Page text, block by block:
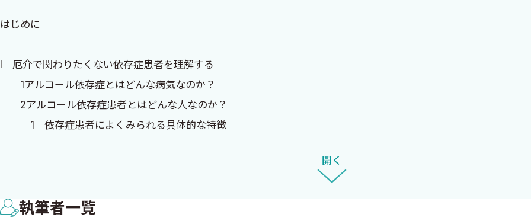
治療が格段に楽になった．摩擦や対立は消えた．患者を無理に変えようとせず，信頼関係を築くことが依存症治療の
ら言えるようになった．
一般に，アルコール依存症患者は厄介で関わりにくいとされている．ただし，その原因は治療する側にあることに
強要することがいかに反治療的であるかを知った．「厄介で関わりたくない」アルコール依存症患者を回復に導くこ
い．患者を小手先で変えようとするのではなく，一人の人間として敬意をもって向き合い，患者に治療者を信用して
これまで治療の過程で患者も治療者もしばしば傷ついた．治療の過程でどうして対立が起こるのか．傷つくのか．
く，患者と対等の立場で向き合い，心通じる関係を築くことが不可欠である．では，そのためにどうすればいいのか
はじめに
I 厄介で関わりたくない依存症患者を理解する
1アルコール依存症とはどんな病気なのか？
2アルコール依存症患者とはどんな人なのか？
1 依存症患者によくみられる具体的な特徴
4．本当は，やさしく人がいい
開く
執筆者一覧